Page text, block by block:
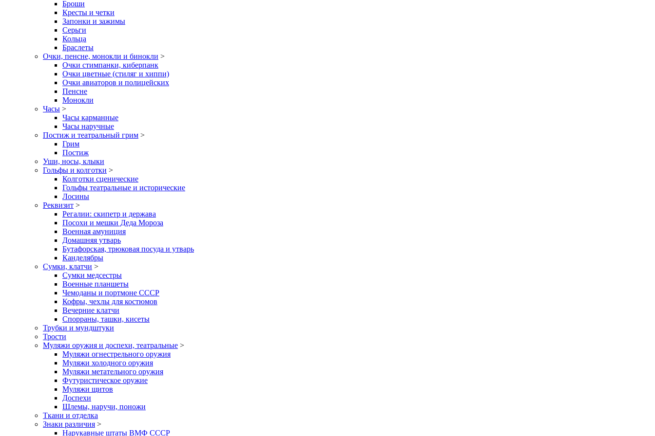
Броши
Кресты и четки
Запонки и зажимы
Серьги
Кольца
Браслеты
Очки, пенсне, монокли и бинокли >
Очки стимпанки, киберпанк
Очки цветные (стиляг и хиппи)
Очки авиаторов и полицейских
Пенсне
Монокли
Часы >
Часы карманные
Часы наручные
Постиж и театральный грим >
Грим
Постиж
Уши, носы, клыки
Гольфы и колготки >
Колготки сценические
Гольфы театральные и исторические
Лосины
Реквизит >
Регалии: скипетр и держава
Посохи и мешки Деда Мороза
Военная амуниция
Домашняя утварь
Бутафорская, трюковая посуда и утварь
Канделябры
Сумки, клатчи >
Сумки медсестры
Военные планшеты
Чемоданы и портмоне СССР
Кофры, чехлы для костюмов
Вечерние клатчи
Спорраны, ташки, кисеты
Трубки и мундштуки
Трости
Муляжи оружия и доспехи, театральные >
Муляжи огнестрельного оружия
Муляжи холодного оружия
Муляжи метательного оружия
Футуристическое оружие
Муляжи щитов
Доспехи
Шлемы, наручи, поножи
Ткани и отделка
Знаки различия >
Нарукавные штаты ВМФ СССР